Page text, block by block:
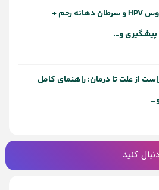
ارتباط ویروس HPV و سرطان دهانه رحم +
و…
از علت تا درمان: راهنمای کامل
کنید